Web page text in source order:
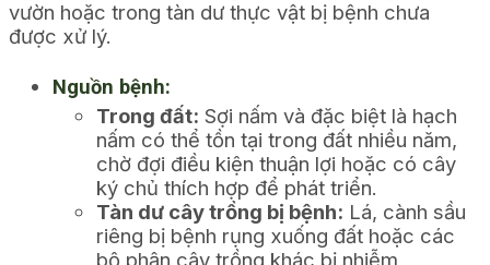
vườn hoặc trong tàn dư thực vật bị bệnh chưa
được xử lý.
Nguồn bệnh:
Trong đất: Sợi nấm và đặc biệt là hạch
nấm có thể tồn tại trong đất nhiều năm,
chờ đợi điều kiện thuận lợi hoặc có cây
ký chủ thích hợp để phát triển.
Tàn dư cây trồng bị bệnh: Lá, cành sầu
riêng bị bệnh rụng xuống đất hoặc các
bộ phận cây trồng khác bị nhiễm